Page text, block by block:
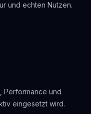
und echten Nutzen.
Performance und
eingesetzt wird.